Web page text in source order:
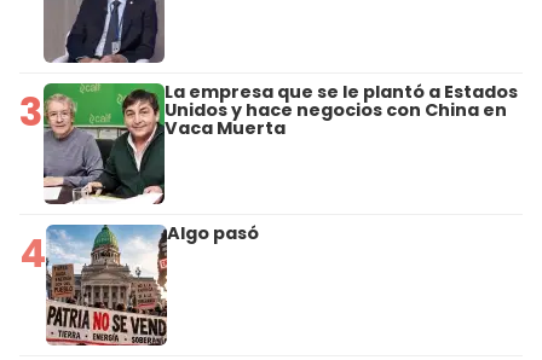
3 La empresa que se le plantó a Estados
Unidos y hace negocios con China en
Vaca Muerta
4 Algo pasó